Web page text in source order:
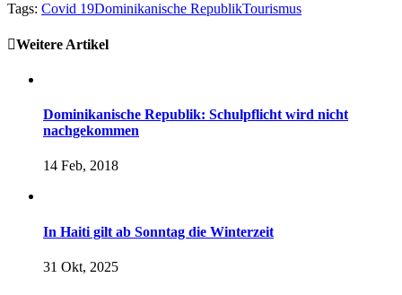
Tags: Covid 19Dominikanische RepublikTourismus
Weitere Artikel
Dominikanische Republik: Schulpflicht wird nicht
nachgekommen
14 Feb, 2018
In Haiti gilt ab Sonntag die Winterzeit
31 Okt, 2025